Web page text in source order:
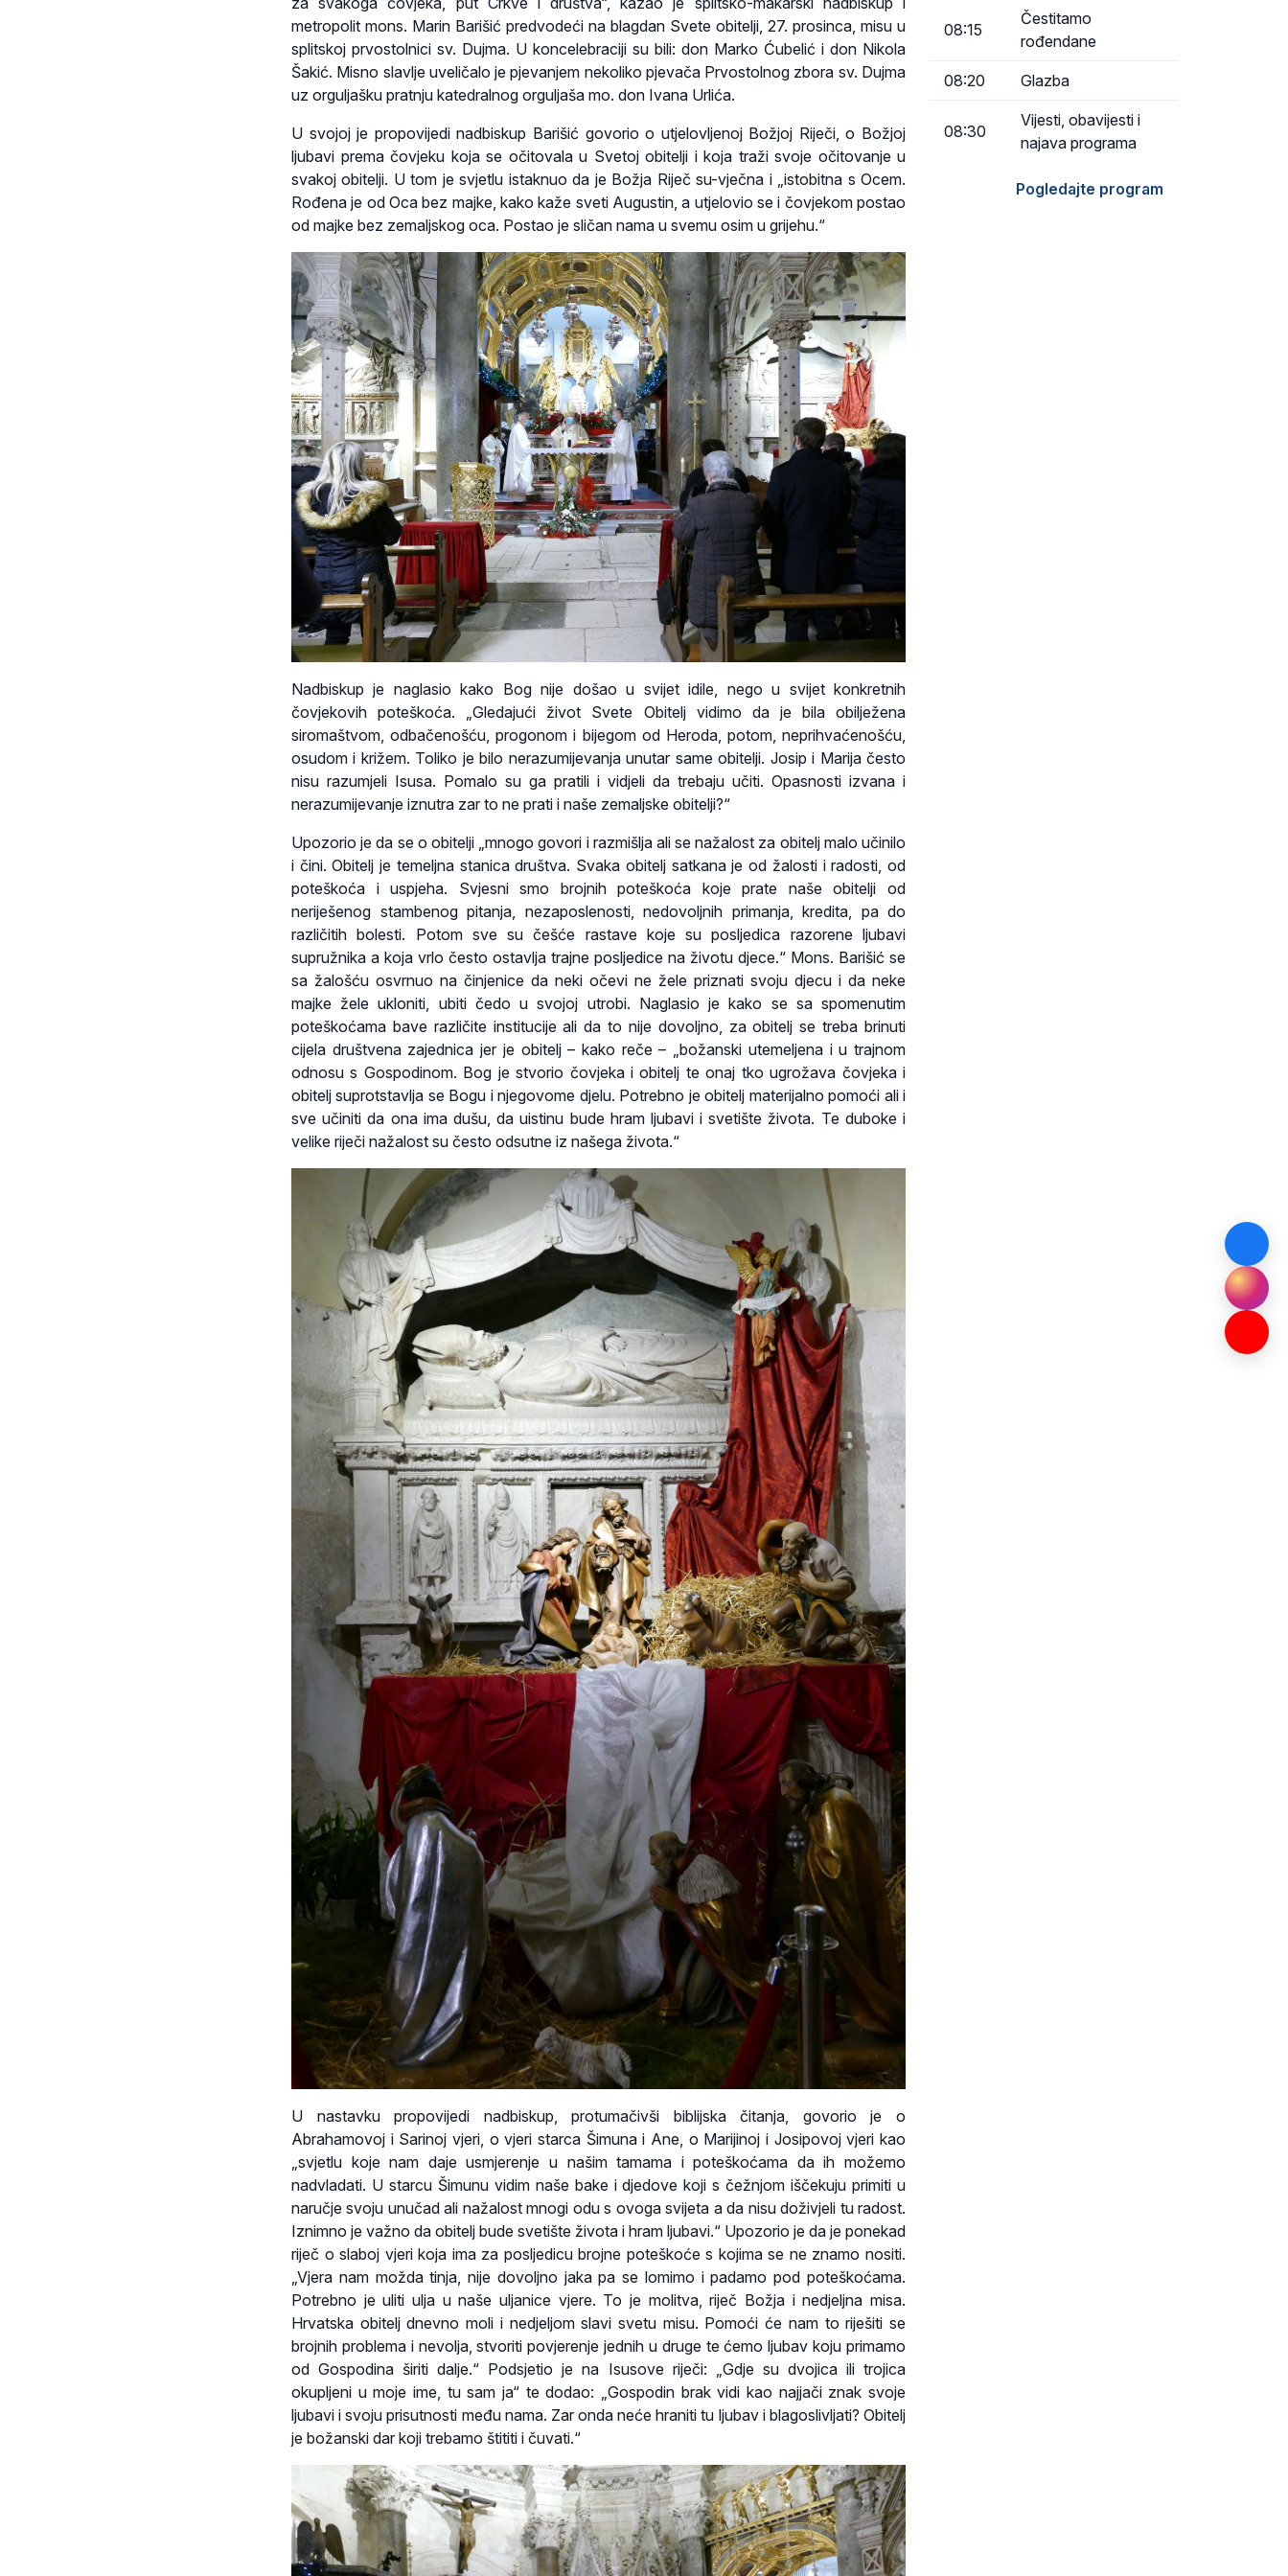
metropolit mons. Marin Barišić predvodeći na blagdan Svete obitelji, 27. prosinca, misu u
splitskoj prvostolnici sv. Dujma. U koncelebraciji su bili: don Marko Ćubelić i don Nikola
Šakić. Misno slavlje uveličalo je pjevanjem nekoliko pjevača Prvostolnog zbora sv. Dujma
uz orguljašku pratnju katedralnog orguljaša mo. don Ivana Urlića.
U svojoj je propovijedi nadbiskup Barišić govorio o utjelovljenoj Božjoj Riječi, o Božjoj
ljubavi prema čovjeku koja se očitovala u Svetoj obitelji i koja traži svoje očitovanje u
svakoj obitelji. U tom je svjetlu istaknuo da je Božja Riječ su-vječna i „istobitna s Ocem.
Rođena je od Oca bez majke, kako kaže sveti Augustin, a utjelovio se i čovjekom postao
od majke bez zemaljskog oca. Postao je sličan nama u svemu osim u grijehu.“
Nadbiskup je naglasio kako Bog nije došao u svijet idile, nego u svijet konkretnih
čovjekovih poteškoća. „Gledajući život Svete Obitelj vidimo da je bila obilježena
siromaštvom, odbačenošću, progonom i bijegom od Heroda, potom, neprihvaćenošću,
osudom i križem. Toliko je bilo nerazumijevanja unutar same obitelji. Josip i Marija često
nisu razumjeli Isusa. Pomalo su ga pratili i vidjeli da trebaju učiti. Opasnosti izvana i
nerazumijevanje iznutra zar to ne prati i naše zemaljske obitelji?“
Upozorio je da se o obitelji „mnogo govori i razmišlja ali se nažalost za obitelj malo učinilo
i čini. Obitelj je temeljna stanica društva. Svaka obitelj satkana je od žalosti i radosti, od
poteškoća i uspjeha. Svjesni smo brojnih poteškoća koje prate naše obitelji od
neriješenog stambenog pitanja, nezaposlenosti, nedovoljnih primanja, kredita, pa do
različitih bolesti. Potom sve su češće rastave koje su posljedica razorene ljubavi
supružnika a koja vrlo često ostavlja trajne posljedice na životu djece.“ Mons. Barišić se
sa žalošću osvrnuo na činjenice da neki očevi ne žele priznati svoju djecu i da neke
majke žele ukloniti, ubiti čedo u svojoj utrobi. Naglasio je kako se sa spomenutim
poteškoćama bave različite institucije ali da to nije dovoljno, za obitelj se treba brinuti
cijela društvena zajednica jer je obitelj – kako reče – „božanski utemeljena i u trajnom
odnosu s Gospodinom. Bog je stvorio čovjeka i obitelj te onaj tko ugrožava čovjeka i
obitelj suprotstavlja se Bogu i njegovome djelu. Potrebno je obitelj materijalno pomoći ali i
sve učiniti da ona ima dušu, da uistinu bude hram ljubavi i svetište života. Te duboke i
velike riječi nažalost su često odsutne iz našega života.“
U nastavku propovijedi nadbiskup, protumačivši biblijska čitanja, govorio je o
Abrahamovoj i Sarinoj vjeri, o vjeri starca Šimuna i Ane, o Marijinoj i Josipovoj vjeri kao
„svjetlu koje nam daje usmjerenje u našim tamama i poteškoćama da ih možemo
nadvladati. U starcu Šimunu vidim naše bake i djedove koji s čežnjom iščekuju primiti u
naručje svoju unučad ali nažalost mnogi odu s ovoga svijeta a da nisu doživjeli tu radost.
Iznimno je važno da obitelj bude svetište života i hram ljubavi.“ Upozorio je da je ponekad
riječ o slaboj vjeri koja ima za posljedicu brojne poteškoće s kojima se ne znamo nositi.
„Vjera nam možda tinja, nije dovoljno jaka pa se lomimo i padamo pod poteškoćama.
Potrebno je uliti ulja u naše uljanice vjere. To je molitva, riječ Božja i nedjeljna misa.
Hrvatska obitelj dnevno moli i nedjeljom slavi svetu misu. Pomoći će nam to riješiti se
brojnih problema i nevolja, stvoriti povjerenje jednih u druge te ćemo ljubav koju primamo
od Gospodina širiti dalje.“ Podsjetio je na Isusove riječi: „Gdje su dvojica ili trojica
okupljeni u moje ime, tu sam ja“ te dodao: „Gospodin brak vidi kao najjači znak svoje
ljubavi i svoju prisutnosti među nama. Zar onda neće hraniti tu ljubav i blagoslivljati? Obitelj
je božanski dar koji trebamo štititi i čuvati.“
08:15
Čestitamo
rođendane
08:20 Glazba
08:30
Vijesti, obavijesti i
najava programa
Pogledajte program